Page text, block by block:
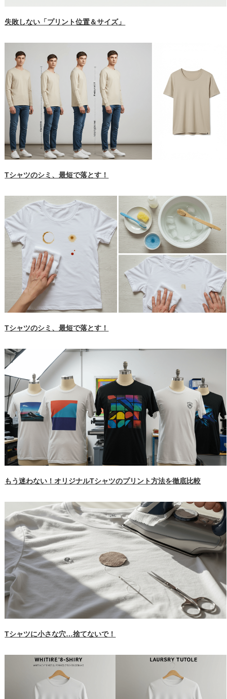
失敗しない「プリント位置＆サイズ」
Tシャツのシミ、最短で落とす！
Tシャツのシミ、最短で落とす！
もう迷わない！オリジナルTシャツのプリント方法を徹底比較
Tシャツに小さな穴…捨てないで！